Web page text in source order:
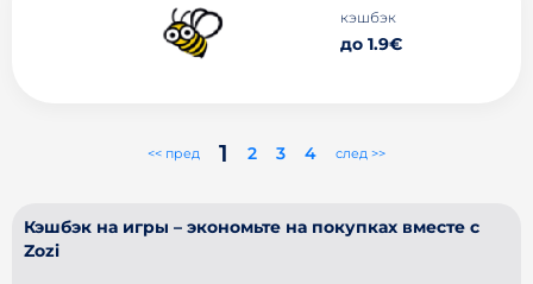
кэшбэк
до 1.9€
<< пред 1 2 3 4 след >>
Кэшбэк на игры – экономьте на покупках вместе с
Zozi